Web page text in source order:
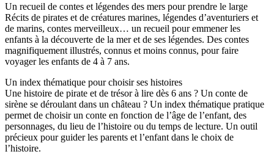
Un recueil de contes et légendes des mers pour prendre le large
Récits de pirates et de créatures marines, légendes d’aventuriers et
de marins, contes merveilleux… un recueil pour emmener les
enfants à la découverte de la mer et de ses légendes. Des contes
magnifiquement illustrés, connus et moins connus, pour faire
voyager les enfants de 4 à 7 ans.
Un index thématique pour choisir ses histoires
Une histoire de pirate et de trésor à lire dès 6 ans ? Un conte de
sirène se déroulant dans un château ? Un index thématique pratique
permet de choisir un conte en fonction de l’âge de l’enfant, des
personnages, du lieu de l’histoire ou du temps de lecture. Un outil
précieux pour guider les parents et l’enfant dans le choix de
l’histoire.